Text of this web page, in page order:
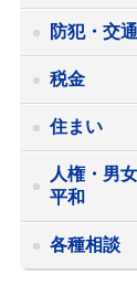
防犯・交
税金
住まい
人権・男
平和
各種相談